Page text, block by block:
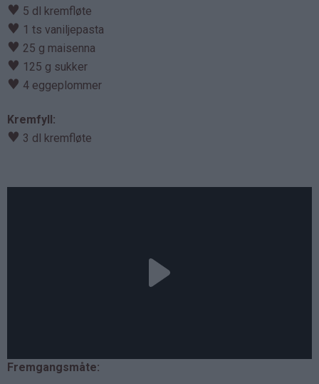
♥ 5 dl kremfløte
♥ 1 ts vaniljepasta
♥ 25 g maisenna
♥ 125 g sukker
♥ 4 eggeplommer
Kremfyll:
♥ 3 dl kremfløte
Fremgangsmåte: